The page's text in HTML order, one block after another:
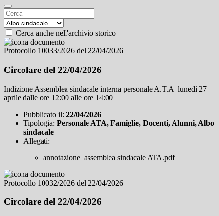
Cerca anche nell'archivio storico
Protocollo 10033/2026 del 22/04/2026
Circolare del 22/04/2026
Indizione Assemblea sindacale interna personale A.T.A. lunedì 27
aprile dalle ore 12:00 alle ore 14:00
Pubblicato il: 22/04/2026
Tipologia: Personale ATA, Famiglie, Docenti, Alunni, Albo
sindacale
Allegati:
annotazione_assemblea sindacale ATA.pdf
Protocollo 10032/2026 del 22/04/2026
Circolare del 22/04/2026